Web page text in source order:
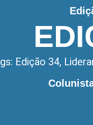
Edição 34,